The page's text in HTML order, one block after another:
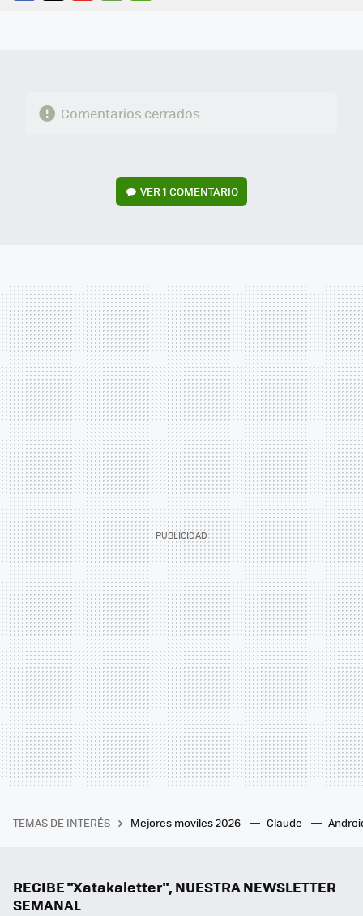
FACEBOOK
TWITTERFLIPBOARD
E-
WHATSAPP
Comentarios cerrados
VER1 COMENTARIO
TEMAS DE INTERÉS Mejores moviles 2026 Claude
RECIBE "Xatakaletter", NUESTRA NEWSLETTER
SEMANAL